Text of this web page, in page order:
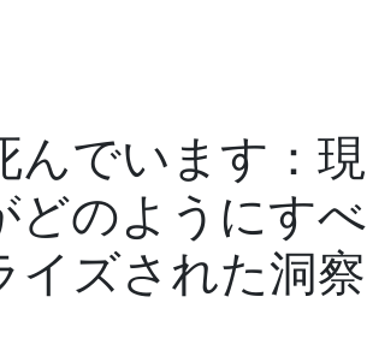
んでいます：現
どのようにすべ
イズされた洞察